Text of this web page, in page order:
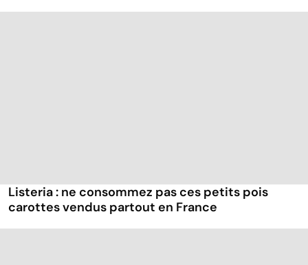
Listeria : ne consommez pas ces petits pois
carottes vendus partout en France